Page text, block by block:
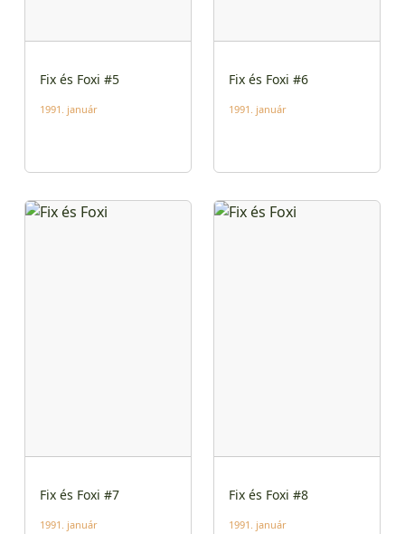
Fix és Foxi #5
1991. január
Fix és Foxi #6
1991. január
Fix és Foxi #7
1991. január
Fix és Foxi #8
1991. január